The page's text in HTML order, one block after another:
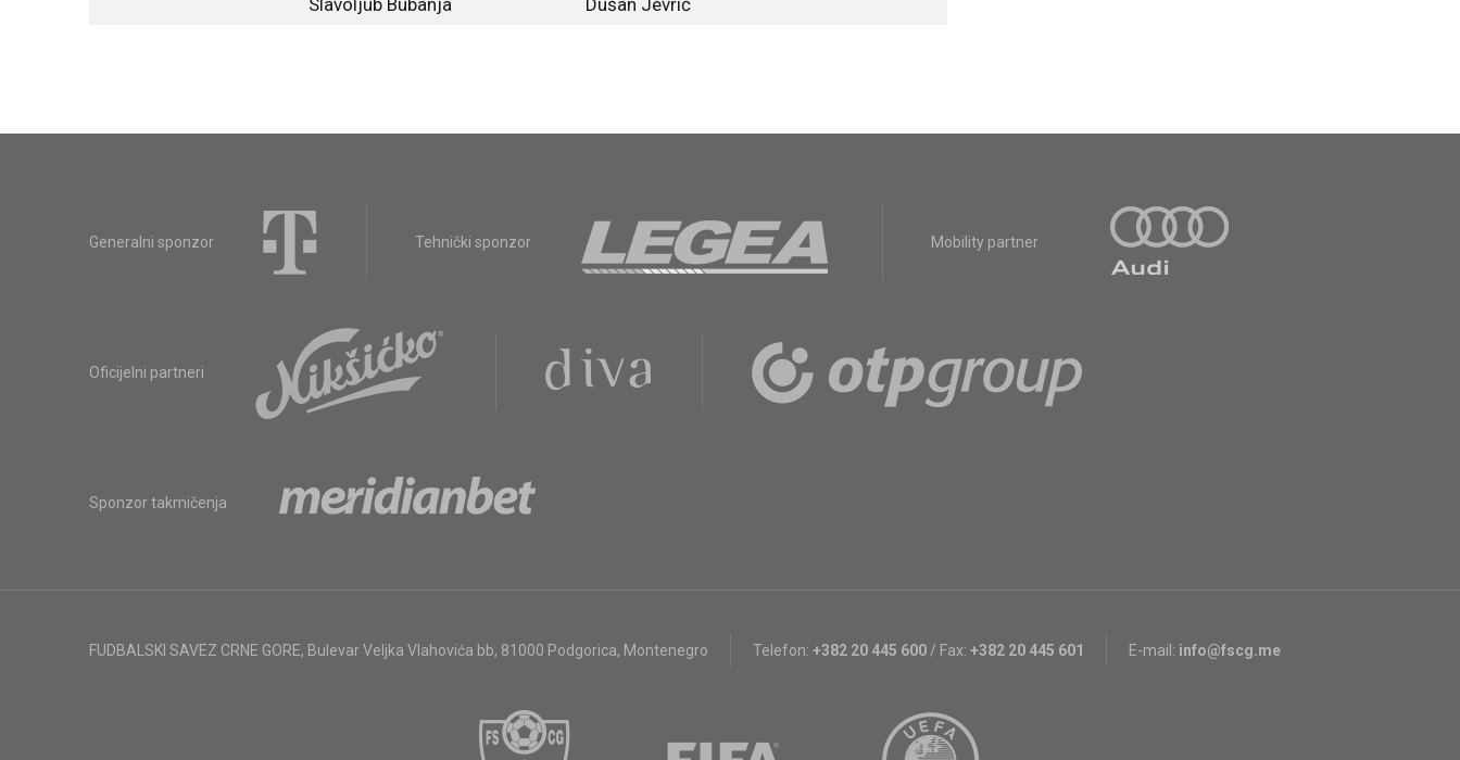
Slavoljub Bubanja
Dušan Jevrić
Generalni sponzor Tehnički sponzor Mobility partner
Oficijelni partneri
Sponzor takmičenja
FUDBALSKI SAVEZ CRNE GORE, Bulevar Veljka Vlahovića bb, 81000 Podgorica, Montenegro Telefon: +382 20 445 600 / Fax: +382 20 445 601 E-mail: info@fscg.me